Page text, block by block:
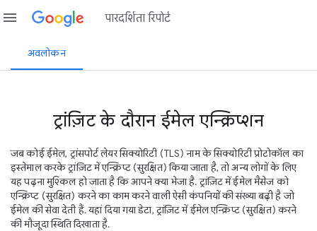
menu पारदर्शिता रिपोर्ट
अवलोकन
ट्रांज़िट के दौरान ईमेल एन्क्रिप्शन
जब कोई ईमेल, ट्रांसपोर्ट लेयर सिक्योरिटी (TLS) नाम के सिक्योरिटी प्रोटोकॉल का
इस्तेमाल करके ट्रांज़िट में एन्क्रिप्ट (सुरक्षित) किया जाता है, तो अन्य लोगों के लिए
यह पढ़ना मुश्किल हो जाता है कि आपने क्या भेजा है. ट्रांज़िट में ईमेल मैसेज को
एन्क्रिप्ट (सुरक्षित) करने का काम करने वाली ऐसी कंपनियों की संख्या बढ़ी है जो
ईमेल की सेवा देती हैं. यहां दिया गया डेटा, ट्रांज़िट में ईमेल एन्क्रिप्ट (सुरक्षित) करने
की मौजूदा स्थिति दिखाता है.